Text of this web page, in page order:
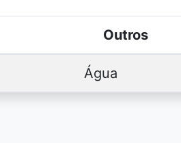
Outros
Água